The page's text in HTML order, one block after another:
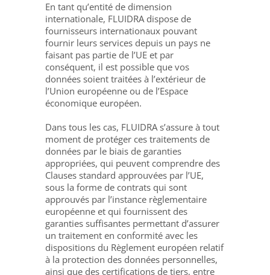
En tant qu’entité de dimension
internationale, FLUIDRA dispose de
fournisseurs internationaux pouvant
fournir leurs services depuis un pays ne
faisant pas partie de l’UE et par
conséquent, il est possible que vos
données soient traitées à l’extérieur de
l’Union européenne ou de l’Espace
économique européen.
Dans tous les cas, FLUIDRA s’assure à tout
moment de protéger ces traitements de
données par le biais de garanties
appropriées, qui peuvent comprendre des
Clauses standard approuvées par l’UE,
sous la forme de contrats qui sont
approuvés par l’instance règlementaire
européenne et qui fournissent des
garanties suffisantes permettant d’assurer
un traitement en conformité avec les
dispositions du Règlement européen relatif
à la protection des données personnelles,
ainsi que des certifications de tiers, entre